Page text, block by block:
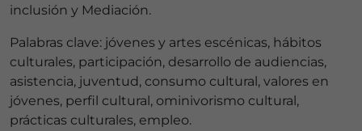
inclusión y Mediación.
Palabras clave: jóvenes y artes escénicas, hábitos
culturales, participación, desarrollo de audiencias,
asistencia, juventud, consumo cultural, valores en
jóvenes, perfil cultural, ominivorismo cultural,
prácticas culturales, empleo.